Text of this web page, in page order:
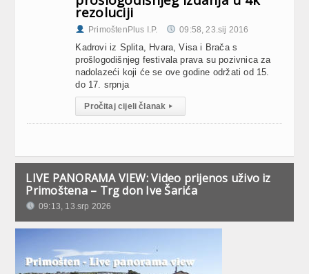
rezoluciji
PrimoštenPlus I.P. 09:58, 23.sij 2016
Kadrovi iz Splita, Hvara, Visa i Brača s
prošlogodišnjeg festivala prava su pozivnica za
nadolazeći koji će se ove godine održati od 15.
do 17. srpnja
Pročitaj cijeli članak ▸
LIVE PANORAMA VIEW: Video prijenos uživo iz
Primoštena – Trg don Ive Šarića
09:13, 13.srp 2026